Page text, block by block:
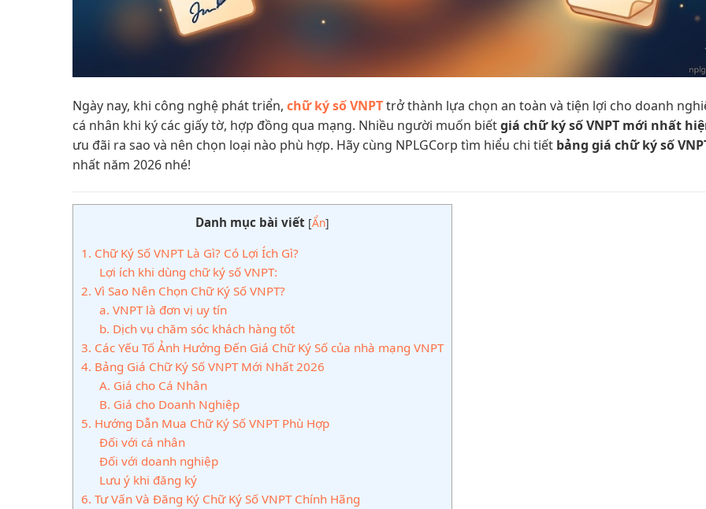
Ngày nay, khi công nghệ phát triển, chữ ký số VNPTtrở thành lựa chọn an toàn và tiện lợi cho doanh
cá nhân khi ký các giấy tờ, hợp đồng qua mạng. Nhiều người muốn biếtgiá chữ ký số VNPT mới nhất
ưu đãi ra sao và nên chọn loại nào phù hợp. Hãy cùng NPLGCorp tìm hiểu chi tiết bảng giá chữ ký số
nhất năm 2026 nhé!
Danh mục bài viết [Ẩn]
1. Chữ Ký Số VNPT Là Gì? Có Lợi Ích Gì?
Lợi ích khi dùng chữ ký số VNPT:
2. Vì Sao Nên Chọn Chữ Ký Số VNPT?
a. VNPT là đơn vị uy tín
b. Dịch vụ chăm sóc khách hàng tốt
3. Các Yếu Tố Ảnh Hưởng Đến Giá Chữ Ký Số của nhà mạng VNPT
4. Bảng Giá Chữ Ký Số VNPT Mới Nhất 2026
A. Giá cho Cá Nhân
B. Giá cho Doanh Nghiệp
5. Hướng Dẫn Mua Chữ Ký Số VNPT Phù Hợp
Đối với cá nhân
Đối với doanh nghiệp
Lưu ý khi đăng ký
6. Tư Vấn Và Đăng Ký Chữ Ký Số VNPT Chính Hãng